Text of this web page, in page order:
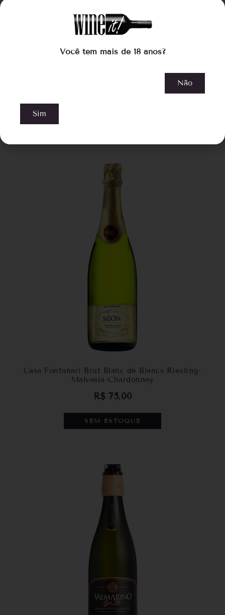
Franco Italiano Cuvée Extra Brut
R$ 129,00por:
115,00
Casa Fontanari Brut Blanc de Blancs Riesling-
Malvasia-Chardonnay
R$75,00
SEM ESTOQUE
Você tem mais de 18 anos?
Não
Sim